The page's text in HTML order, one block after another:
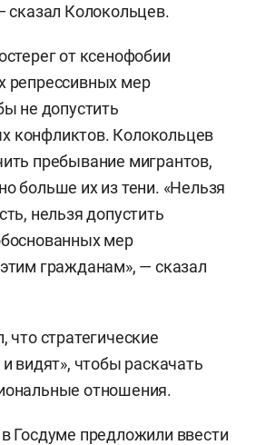
сказал Колокольцев.
от ксенофобии
репрессивных мер
не допустить
конфликтов. Колокольцев
пребывание мигрантов,
больше их из тени. «Нельзя
нельзя допустить
мер
гражданам», — сказал
что стратегические
видят», чтобы раскачать
отношения.
Госдуме предложили ввести